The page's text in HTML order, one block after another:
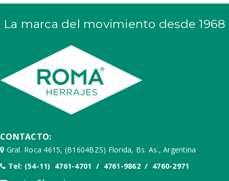
La marca del movimiento desde 1968
CONTACTO:
Gral. Roca 4615, (B1604BZS) Florida, Bs. As., Argentina
Tel: (54-11) 4761-4701 / 4761-9862 / 4760-2971